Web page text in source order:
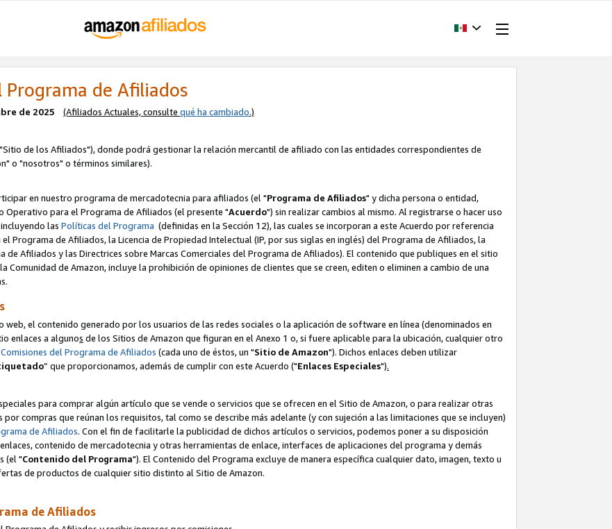
de Afiliados
de 2025 (Afiliados Actuales, consulte qué ha cambiado.)
de los Afiliados"), donde podrá gestionar la relación mercantil de afiliado con las entidades correspondientes de
o "nosotros" o términos similares).
en nuestro programa de mercadotecnia para afiliados (el "Programa de Afiliados" y dicha persona o entidad,
Operativo para el Programa de Afiliados (el presente "Acuerdo") sin realizar cambios al mismo. Al registrarse o hacer uso
las Políticas del Programa (definidas en la Sección 12), las cuales se incorporan a este Acuerdo por referencia
Programa de Afiliados, la Licencia de Propiedad Intelectual (IP, por sus siglas en inglés) del Programa de Afiliados, la
de Afiliados y las Directrices sobre Marcas Comerciales del Programa de Afiliados). El contenido que publiques en el sitio
Comunidad de Amazon, incluye la prohibición de opiniones de clientes que se creen, editen o eliminen a cambio de una
el contenido generado por los usuarios de las redes sociales o la aplicación de software en línea (denominados en
enlaces a algunos de los Sitios de Amazon que figuran en el Anexo 1 o, si fuere aplicable para la ubicación, cualquier otro
del Programa de Afiliados (cada uno de éstos, un "Sitio de Amazon"). Dichos enlaces deben utilizar
” que proporcionamos, además de cumplir con este Acuerdo ("Enlaces Especiales").
para comprar algún artículo que se vende o servicios que se ofrecen en el Sitio de Amazon, o para realizar otras
compras que reúnan los requisitos, tal como se describe más adelante (y con sujeción a las limitaciones que se incluyen)
de Afiliados. Con el fin de facilitarle la publicidad de dichos artículos o servicios, podemos poner a su disposición
contenido de mercadotecnia y otras herramientas de enlace, interfaces de aplicaciones del programa y demás
(el "Contenido del Programa"). El Contenido del Programa excluye de manera específica cualquier dato, imagen, texto u
de productos de cualquier sitio distinto al Sitio de Amazon.
de Afiliados